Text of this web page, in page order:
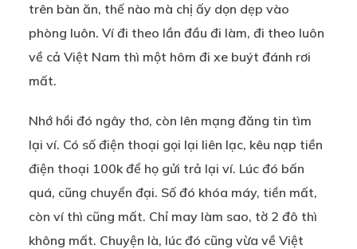
trên bàn ăn, thế nào mà chị ấy dọn dẹp vào
phòng luôn. Ví đi theo lần đầu đi làm, đi theo luôn
về cả Việt Nam thì một hôm đi xe buýt đánh rơi
mất.
Nhớ hồi đó ngây thơ, còn lên mạng đăng tin tìm
lại ví. Có số điện thoại gọi lại liên lạc, kêu nạp tiền
điện thoại 100k để họ gửi trả lại ví. Lúc đó bấn
quá, cũng chuyển đại. Số đó khóa máy, tiền mất,
còn ví thì cũng mất. Chỉ may làm sao, tờ 2 đô thì
không mất. Chuyện là, lúc đó cũng vừa về Việt